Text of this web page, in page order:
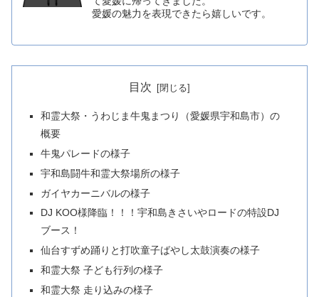
愛媛の魅力を表現できたら嬉しいです。
目次
和霊大祭・うわじま牛鬼まつり（愛媛県宇和島市）の
概要
牛鬼パレードの様子
宇和島闘牛和霊大祭場所の様子
ガイヤカーニバルの様子
DJ KOO様降臨！！！宇和島きさいやロードの特設DJ
ブース！
仙台すずめ踊りと打吹童子ばやし太鼓演奏の様子
和霊大祭 子ども行列の様子
和霊大祭 走り込みの様子